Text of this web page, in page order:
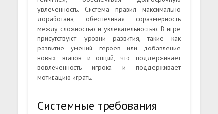
увлечённость. Система правил максимально
доработана, обеспечивая соразмерность
между сложностью и увлекательностью. В игре
присутствуют уровни развития, такие как
развитие умений героев или добавление
новых этапов и опций, что поддерживает
вовлечённость игрока и поддерживает
мотивацию играть.
Системные требования